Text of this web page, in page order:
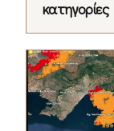
κατηγορίες